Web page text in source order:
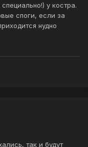
у костра.
споги, если за
нудно
так и будут